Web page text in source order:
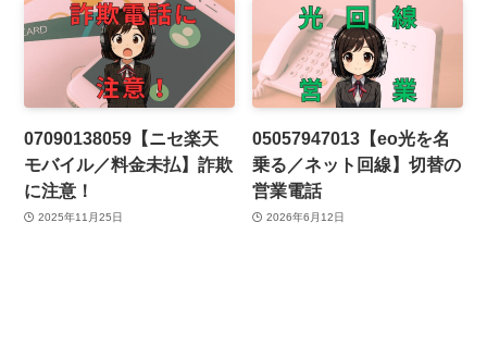
07090138059【ニセ楽天
モバイル／料金未払】詐欺
に注意！
2025年11月25日
05057947013【eo光を名
乗る／ネット回線】切替の
営業電話
2026年6月12日